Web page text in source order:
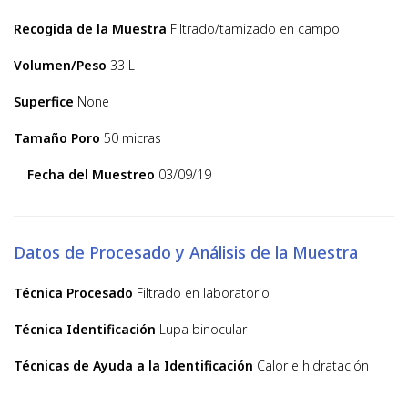
Recogida de la Muestra Filtrado/tamizado en campo
Volumen/Peso 33 L
Superfice None
Tamaño Poro 50 micras
Fecha del Muestreo 03/09/19
Datos de Procesado y Análisis de la Muestra
Técnica Procesado Filtrado en laboratorio
Técnica Identificación Lupa binocular
Técnicas de Ayuda a la Identificación Calor e hidratación